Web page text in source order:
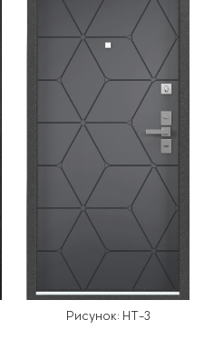
Рисунок: HT-3